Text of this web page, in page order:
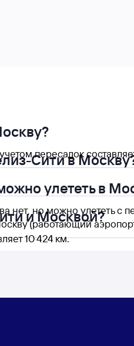
пересадок
Сити в
улететь в
но можно улететь с
(работающий
и Москвой?
10 424 км.